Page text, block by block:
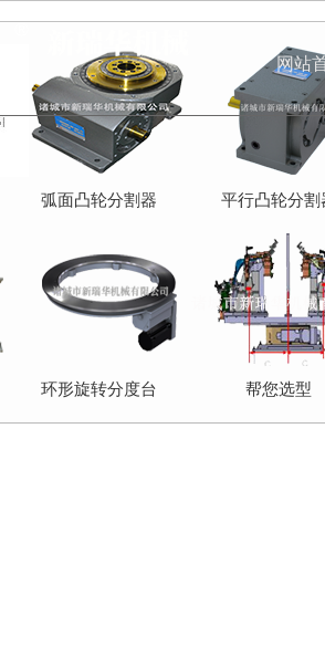
网站
弧面凸轮分割器 平行凸轮分割
环形旋转分度台 帮您选型